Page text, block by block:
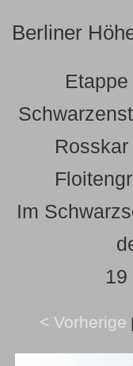
Berliner
Im
19
< Vorherige |